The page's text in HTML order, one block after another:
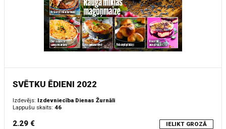
SVĒTKU ĒDIENI 2022
Izdevējs: Izdevniecība Dienas Žurnāli
Lappušu skaits: 46
2.29 € IELIKT GROZĀ